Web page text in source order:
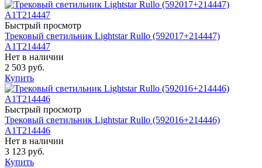
Быстрый просмотр
Трековый светильник Lightstar Rullo (592017+214447)
A1T214447
Нет в наличии
2 503 руб.
Купить
Быстрый просмотр
Трековый светильник Lightstar Rullo (592016+214446)
A1T214446
Нет в наличии
3 123 руб.
Купить